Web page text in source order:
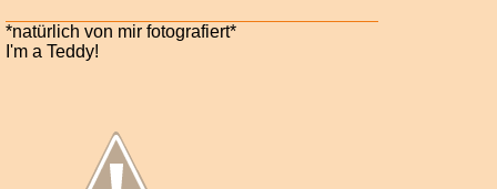
*natürlich von mir fotografiert*
I'm a Teddy!